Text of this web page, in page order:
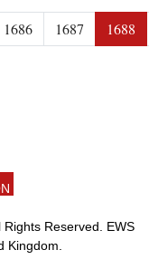
1686 1687 1688
Reserved. EWS
Kingdom.